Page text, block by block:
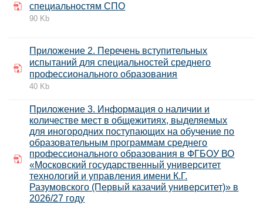
специальностям СПО
90 Kb
Приложение 2. Перечень вступительных
испытаний для специальностей среднего
профессионального образования
40 Kb
Приложение 3. Информация о наличии и
количестве мест в общежитиях, выделяемых
для иногородних поступающих на обучение по
образовательным программам среднего
профессионального образования в ФГБОУ ВО
«Московский государственный университет
технологий и управления имени К.Г.
Разумовского (Первый казачий университет)» в
2026/27 году